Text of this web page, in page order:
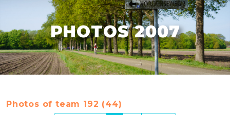
PHOTOS 2007
Photos of team 192 (44)